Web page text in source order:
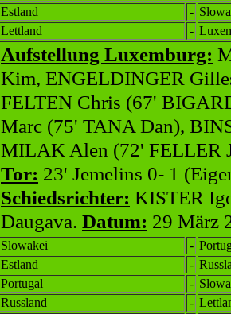
Estland -
Lettland
-
Aufstellung Luxemburg:
Kim, ENGELDINGER
FELTEN Chris (67'
Marc (75' TANA Dan),
MILAK Alen (72' FELLER
Tor: 23' Jemelins 0- 1
Schiedsrichter: KISTER
Daugava. Datum: 29 März
Slowakei -
Estland
-
Portugal
-
Russland
-